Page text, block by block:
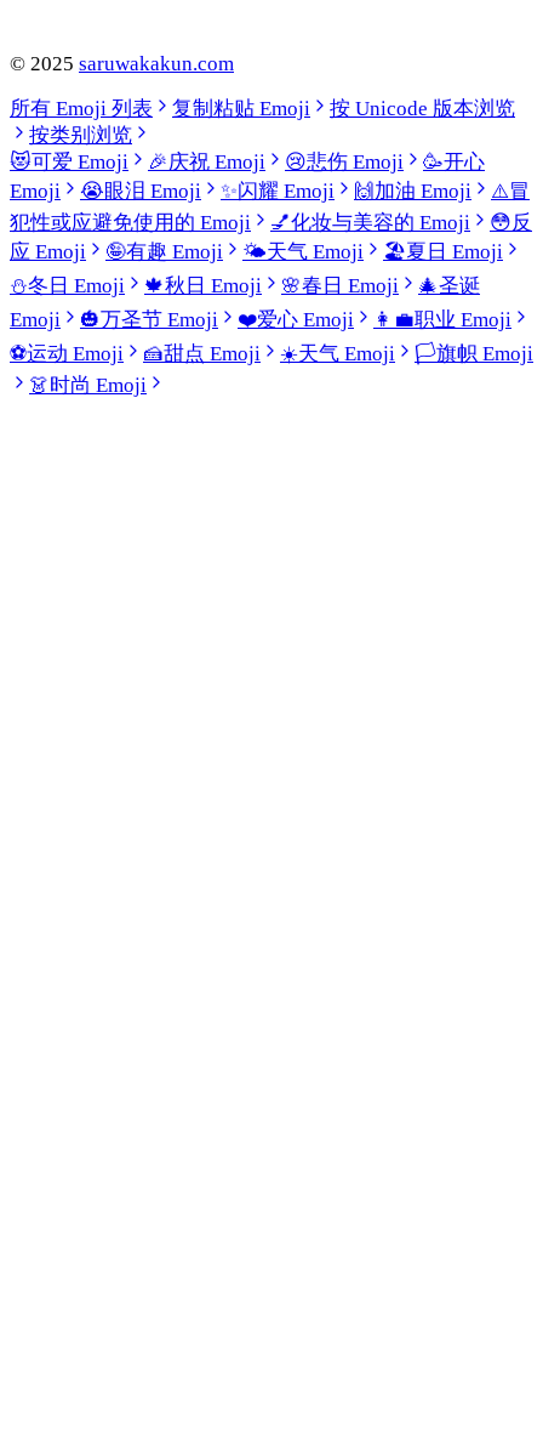
© 2025 saruwakakun.com
所有 Emoji 列表
复制粘贴 Emoji
按 Unicode 版本浏览
按类别浏览
😻可爱 Emoji 🎉庆祝 Emoji 😢悲伤 Emoji 🥳开心
Emoji
😭眼泪 Emoji ✨闪耀 Emoji 🙌 加油 Emoji ⚠️冒
犯性或应避免使用的 Emoji
💅化妆与美容的 Emoji 😳反
应 Emoji
🤪有趣 Emoji 🌤️天气 Emoji 🏖️夏日 Emoji
⛄冬日 Emoji 🍁秋日 Emoji 🌸春日 Emoji 🎄圣诞
Emoji
🎃万圣节 Emoji ❤️爱心 Emoji 👩‍💼职业 Emoji
⚽运动 Emoji 🍰甜点 Emoji ☀️天气 Emoji 🏳️旗帜 Emoji
👗时尚 Emoji